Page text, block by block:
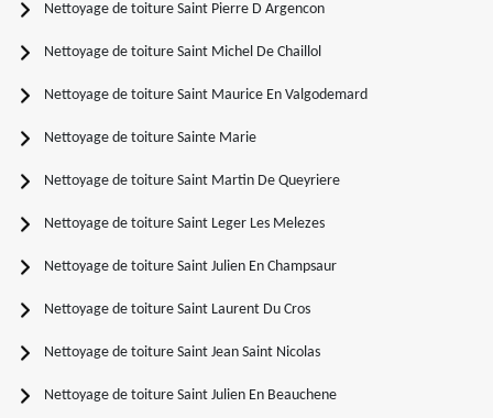
Nettoyage de toiture Saint Pierre D Argencon
Nettoyage de toiture Saint Michel De Chaillol
Nettoyage de toiture Saint Maurice En Valgodemard
Nettoyage de toiture Sainte Marie
Nettoyage de toiture Saint Martin De Queyriere
Nettoyage de toiture Saint Leger Les Melezes
Nettoyage de toiture Saint Julien En Champsaur
Nettoyage de toiture Saint Laurent Du Cros
Nettoyage de toiture Saint Jean Saint Nicolas
Nettoyage de toiture Saint Julien En Beauchene